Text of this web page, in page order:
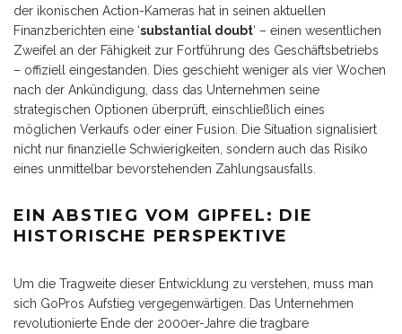
der ikonischen Action-Kameras hat in seinen aktuellen
Finanzberichten eine ‘substantial doubt‘ – einen wesentlichen
Zweifel an der Fähigkeit zur Fortführung des Geschäftsbetriebs
– offiziell eingestanden. Dies geschieht weniger als vier Wochen
nach der Ankündigung, dass das Unternehmen seine
strategischen Optionen überprüft, einschließlich eines
möglichen Verkaufs oder einer Fusion. Die Situation signalisiert
nicht nur finanzielle Schwierigkeiten, sondern auch das Risiko
eines unmittelbar bevorstehenden Zahlungsausfalls.
EIN ABSTIEG VOM GIPFEL: DIE
HISTORISCHE PERSPEKTIVE
Um die Tragweite dieser Entwicklung zu verstehen, muss man
sich GoPros Aufstieg vergegenwärtigen. Das Unternehmen
revolutionierte Ende der 2000er-Jahre die tragbare